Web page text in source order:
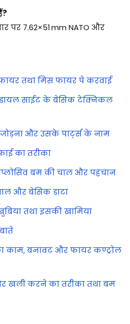
7.62×51 mm NATO और
तथा मिस फायर पे करवाई
डायल साईट के बेसिक टेक्निकल
जोड़ना और उसके पार्ट्स के नाम
का तरीका
बम की चाल और पहचान
और बेसिक डाटा
तथा इसकी खामिया
काम, बनावट और फायर कण्ट्रोल
खली करने का तरीका तथा बम